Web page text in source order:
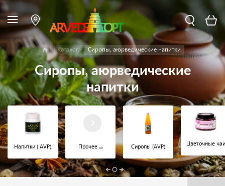
Каталог Сиропы, аюрведические напитки
Сиропы, аюрведические
напитки
Напитки ( AVP) Прочее .... Сиропы (AVP) Цветочные чаи